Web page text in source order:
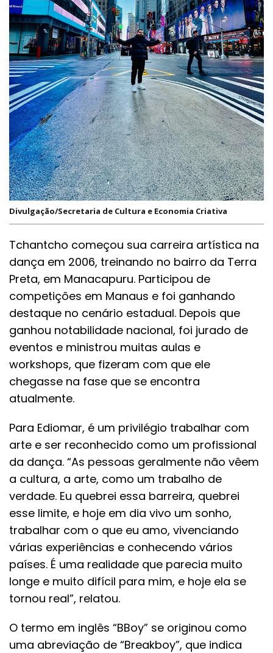
Divulgação/Secretaria de Cultura e Economia Criativa
Tchantcho começou sua carreira artística na
dança em 2006, treinando no bairro da Terra
Preta, em Manacapuru. Participou de
competições em Manaus e foi ganhando
destaque no cenário estadual. Depois que
ganhou notabilidade nacional, foi jurado de
eventos e ministrou muitas aulas e
workshops, que fizeram com que ele
chegasse na fase que se encontra
atualmente.
Para Ediomar, é um privilégio trabalhar com
arte e ser reconhecido como um profissional
da dança. “As pessoas geralmente não vêem
a cultura, a arte, como um trabalho de
verdade. Eu quebrei essa barreira, quebrei
esse limite, e hoje em dia vivo um sonho,
trabalhar com o que eu amo, vivenciando
várias experiências e conhecendo vários
países. É uma realidade que parecia muito
longe e muito difícil para mim, e hoje ela se
tornou real”, relatou.
O termo em inglês “BBoy” se originou como
uma abreviação de “Breakboy”, que indica